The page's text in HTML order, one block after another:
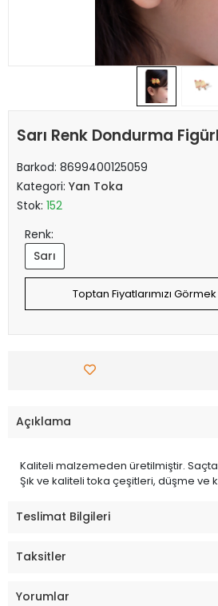
Sarı Renk Dondurma
Barkod: 8699400125059
Kategori: Yan Toka
Stok: 152
Renk:
Sarı
Toptan Fiyatlarımızı
Açıklama
Kaliteli malzemeden üretilmiştir.
Şık ve kaliteli toka çeşitleri, düşme ve
Teslimat Bilgileri
Taksitler
Yorumlar